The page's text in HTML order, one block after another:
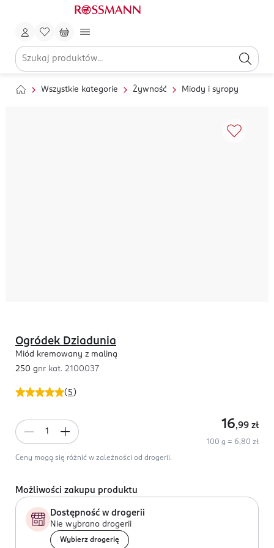
Wszystkie kategorie Żywność Miody i syropy
( 5 )
Ogródek Dziadunia
Miód kremowany z maliną
250 gnr kat. 2100037
16,99 zł
100 g = 6,80 zł
Ceny mogą się różnić w zależności od drogerii.
Możliwości zakupu produktu
Dostępność w drogerii
Nie wybrano drogerii
Wybierz drogerię